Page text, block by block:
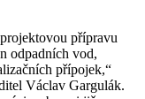
přípravu
odpadních vod,
přípojek,“
Václav Gargulák.